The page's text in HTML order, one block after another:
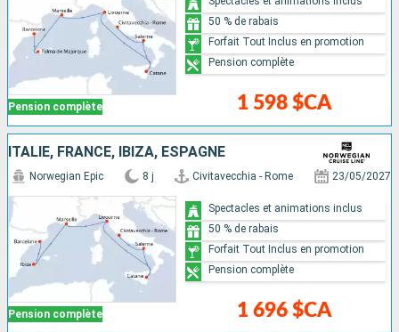
Pension complète 1 598 $CA
50 % de rabais
Forfait Tout Inclus en promotion
Pension complète
ITALIE, FRANCE, IBIZA, ESPAGNE
Pension complète
Norwegian Epic 8 j Civitavecchia - Rome 23/05/2027
1 696 $CA
Spectacles et animations inclus
50 % de rabais
Forfait Tout Inclus en promotion
Pension complète